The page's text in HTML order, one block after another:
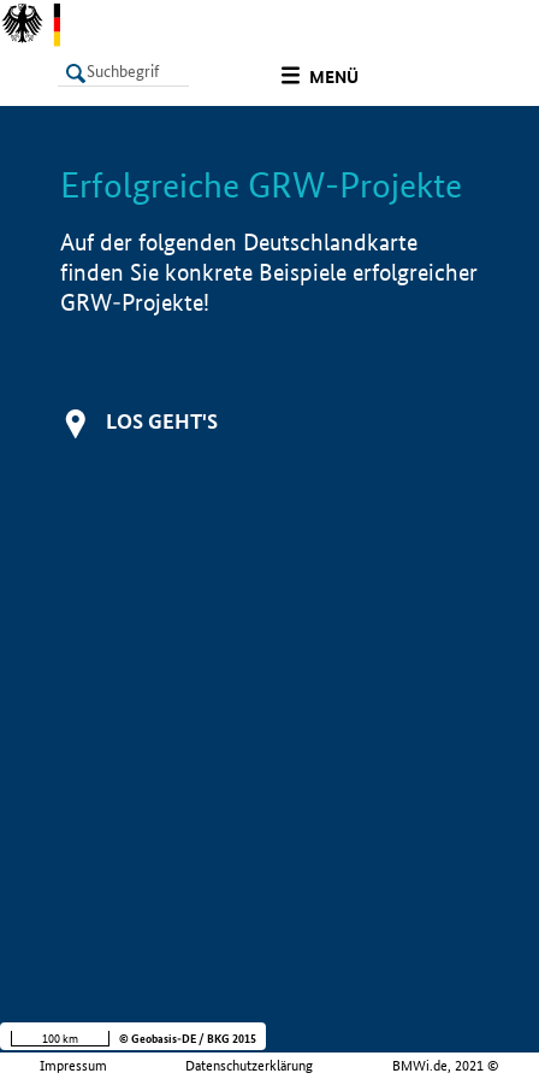
MENÜ
LISTE Info
Erfolgreiche GRW-Projekte
Auf der folgenden Deutschlandkarte
finden Sie konkrete Beispiele erfolgreicher
GRW-Projekte!
LOS GEHT'S
Impressum Datenschutzerklärung BMWi.de, 2021 ©
100 km © Geobasis-DE / BKG 2015